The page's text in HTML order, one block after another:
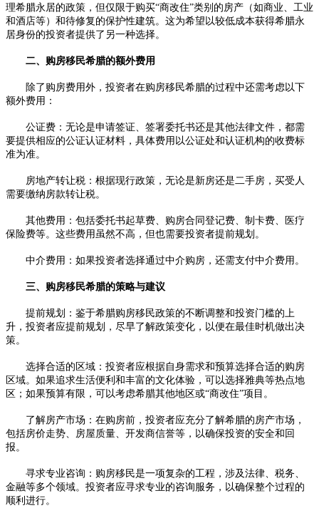
理希腊永居的政策，但仅限于购买“商改住”类别的房产（如商业、工业
和酒店等）和待修复的保护性建筑。这为希望以较低成本获得希腊永
居身份的投资者提供了另一种选择。
二、购房移民希腊的额外费用
除了购房费用外，投资者在购房移民希腊的过程中还需考虑以下
额外费用：
公证费：无论是申请签证、签署委托书还是其他法律文件，都需
要提供相应的公证认证材料，具体费用以公证处和认证机构的收费标
准为准。
房地产转让税：根据现行政策，无论是新房还是二手房，买受人
需要缴纳房款转让税。
其他费用：包括委托书起草费、购房合同登记费、制卡费、医疗
保险费等。这些费用虽然不高，但也需要投资者提前规划。
中介费用：如果投资者选择通过中介购房，还需支付中介费用。
三、购房移民希腊的策略与建议
提前规划：鉴于希腊购房移民政策的不断调整和投资门槛的上
升，投资者应提前规划，尽早了解政策变化，以便在最佳时机做出决
策。
选择合适的区域：投资者应根据自身需求和预算选择合适的购房
区域。如果追求生活便利和丰富的文化体验，可以选择雅典等热点地
区；如果预算有限，可以考虑希腊其他地区或“商改住”项目。
了解房产市场：在购房前，投资者应充分了解希腊的房产市场，
包括房价走势、房屋质量、开发商信誉等，以确保投资的安全和回
报。
寻求专业咨询：购房移民是一项复杂的工程，涉及法律、税务、
金融等多个领域。投资者应寻求专业的咨询服务，以确保整个过程的
顺利进行。